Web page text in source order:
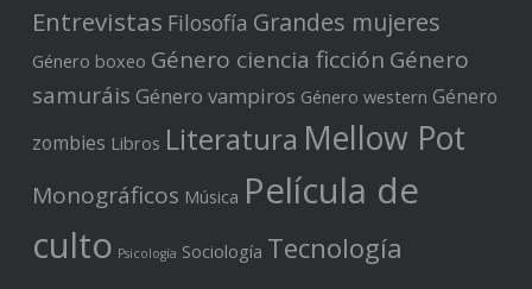
Entrevistas Filosofía Grandes mujeres
Género boxeo Género ciencia ficción Género
samuráis Género vampiros Género western Género
zombies Libros Literatura Mellow Pot
Monográficos Música Película de
culto Psicología Sociología Tecnología